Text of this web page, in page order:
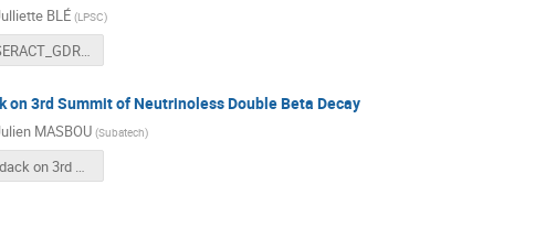
BLÉ (LPSC)
TESSERACT_GDRDUPhy_2025.pdf
on 3rd Summit of Neutrinoless Double Beta Decay
MASBOU (Subatech)
Feebdack on 3rd Summit of Neutrinoless Double Beta Decay.pdf